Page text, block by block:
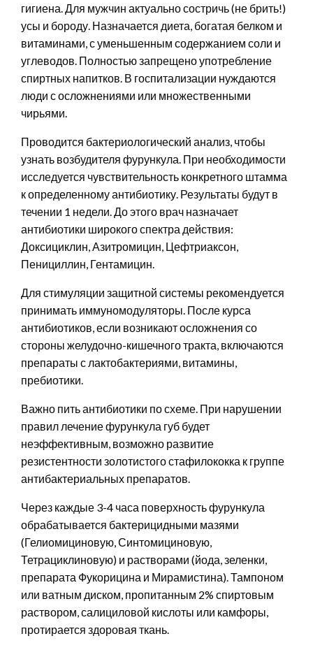
гигиена. Для мужчин актуально состричь (не брить!)
усы и бороду. Назначается диета, богатая белком и
витаминами, с уменьшенным содержанием соли и
углеводов. Полностью запрещено употребление
спиртных напитков. В госпитализации нуждаются
люди с осложнениями или множественными
чирьями.
Проводится бактериологический анализ, чтобы
узнать возбудителя фурункула. При необходимости
исследуется чувствительность конкретного штамма
к определенному антибиотику. Результаты будут в
течении 1 недели. До этого врач назначает
антибиотики широкого спектра действия:
Доксициклин, Азитромицин, Цефтриаксон,
Пенициллин, Гентамицин.
Для стимуляции защитной системы рекомендуется
принимать иммуномодуляторы. После курса
антибиотиков, если возникают осложнения со
стороны желудочно-кишечного тракта, включаются
препараты с лактобактериями, витамины,
пребиотики.
Важно пить антибиотики по схеме. При нарушении
правил лечение фурункула губ будет
неэффективным, возможно развитие
резистентности золотистого стафилококка к группе
антибактериальных препаратов.
Через каждые 3-4 часа поверхность фурункула
обрабатывается бактерицидными мазями
(Гелиомициновую, Синтомициновую,
Тетрациклиновую) и растворами (йода, зеленки,
препарата Фукорицина и Мирамистина). Тампоном
или ватным диском, пропитанным 2% спиртовым
раствором, салициловой кислоты или камфоры,
протирается здоровая ткань.